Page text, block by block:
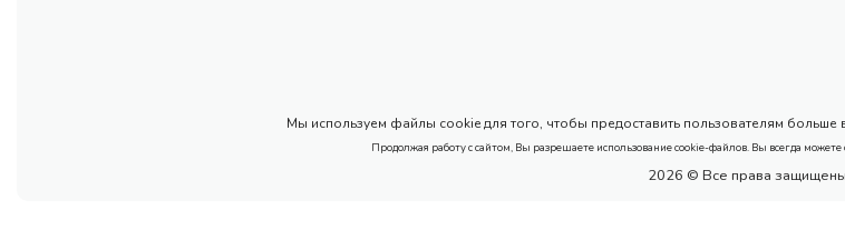
Мы используем файлы cookie для того, чтобы предоставить пользователям
Продолжая работу с сайтом, Вы разрешаете использование cookie-файлов. Вы всегда
2026 © Все права